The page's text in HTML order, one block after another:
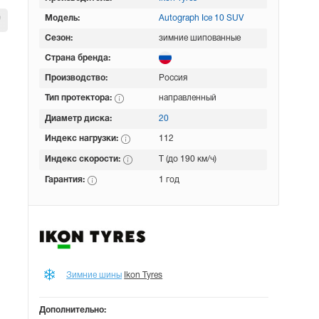
Модель: Autograph Ice 10 SUV
Сезон: зимние шипованные
Страна бренда:
Производство: Россия
Тип протектора: направленный
Диаметр диска: 20
Индекс нагрузки: 112
Индекс скорости: T (до 190 км/ч)
Гарантия: 1 год
Зимние шины Ikon Tyres
Дополнительно: